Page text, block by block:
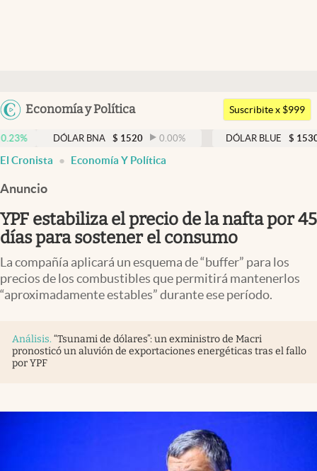
Argentina
Uruguay
Economía y Política
Members
Economía y Política
Finanzas y Mercados
Mercados Online
Negocios
Columnistas
Otras secciones
Apertura
Clase
Suscribite x $999
DÓLAR BNA $ 1520 0.00% DÓLAR BLUE $ 1530 -0.65
El Cronista Economía Y Política
Anuncio
YPF estabiliza el precio de la nafta por 45
días para sostener el consumo
La compañía aplicará un esquema de “buffer” para los
precios de los combustibles que permitirá mantenerlos
“aproximadamente estables” durante ese período.
Análisis. “Tsunami de dólares”: un exministro de Macri
pronosticó un aluvión de exportaciones energéticas tras el fallo
por YPF